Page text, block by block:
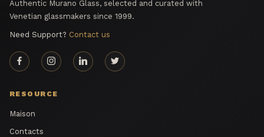
Authentic Murano Glass, selected and curated with
Venetian glassmakers since 1999.
Need Support? Contact us
RESOURCE
Maison
Contacts